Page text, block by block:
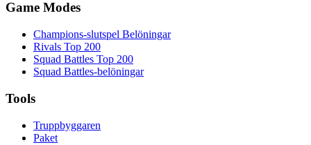
Game Modes
Champions-slutspel Belöningar
Rivals Top 200
Squad Battles Top 200
Squad Battles-belöningar
Tools
Truppbyggaren
Paket